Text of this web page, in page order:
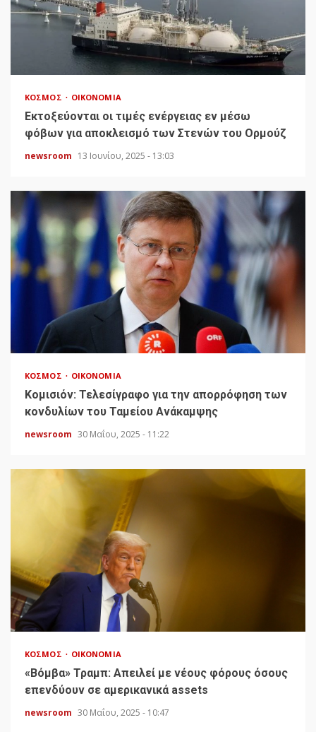
ΚΌΣΜΟΣ ΟΙΚΟΝΟΜΊΑ
Εκτοξεύονται οι τιμές ενέργειας εν μέσω
φόβων για αποκλεισμό των Στενών του Ορμούζ
newsroom 13 Ιουνίου, 2025 - 13:03
ΚΌΣΜΟΣ ΟΙΚΟΝΟΜΊΑ
Κομισιόν: Τελεσίγραφο για την απορρόφηση των
κονδυλίων του Ταμείου Ανάκαμψης
newsroom 30 Μαΐου, 2025 - 11:22
ΚΌΣΜΟΣ ΟΙΚΟΝΟΜΊΑ
«Bόμβα» Τραμπ: Απειλεί με νέους φόρους όσους
επενδύουν σε αμερικανικά assets
newsroom 30 Μαΐου, 2025 - 10:47